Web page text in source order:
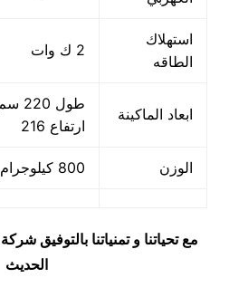
استهلاك
الطاقه
2 ك وات
ابعاد الماكينة
ارتفاع 216
الوزن 800 كيلوجرام
مع تحياتنا و تمنياتنا بالتوفيق
الحديث